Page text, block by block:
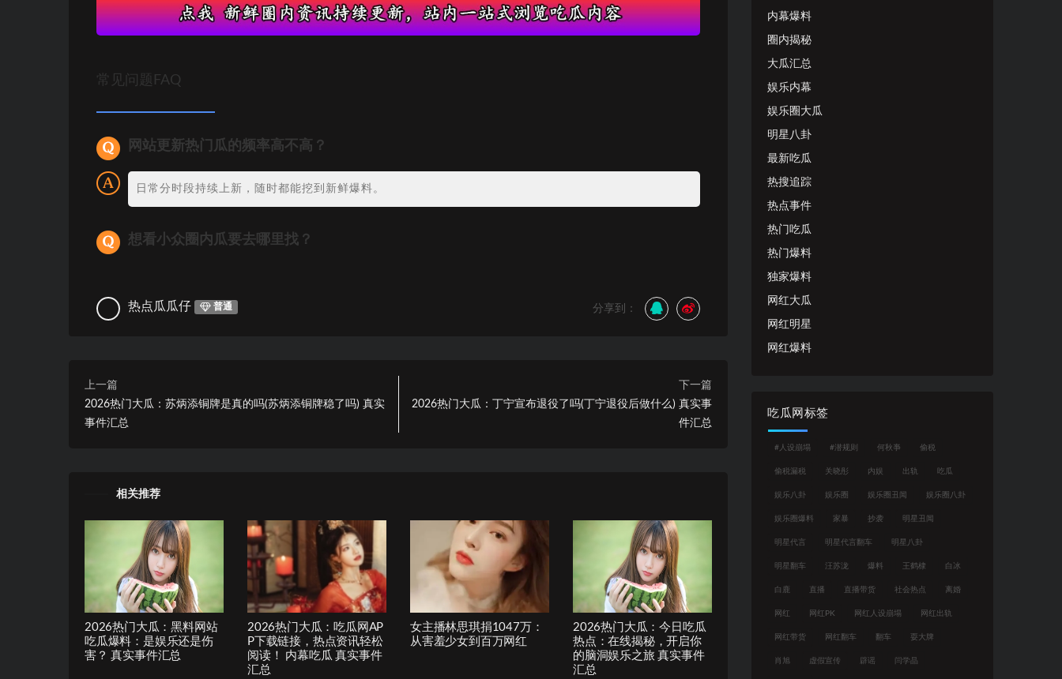
常见问题FAQ
网站更新热门瓜的频率高不高？
日常分时段持续上新，随时都能挖到新鲜爆料。
想看小众圈内瓜要去哪里找？
热点瓜瓜仔 普通 分享到：
上一篇
2026热门大瓜：苏炳添铜牌是真的吗(苏炳添铜牌稳了吗) 真实
事件汇总
下一篇
2026热门大瓜：丁宁宣布退役了吗(丁宁退役后做什么) 真实事
件汇总
相关推荐
2026热门大瓜：黑料网站
吃瓜爆料：是娱乐还是伤
害？ 真实事件汇总
2026热门大瓜：吃瓜网AP
P下载链接，热点资讯轻松
阅读！ 内幕吃瓜 真实事件
汇总
女主播林思琪捐1047万：
从害羞少女到百万网红
2026热门大瓜：今日吃瓜
热点：在线揭秘，开启你
的脑洞娱乐之旅 真实事件
汇总
内幕爆料
圈内揭秘
大瓜汇总
娱乐内幕
娱乐圈大瓜
明星八卦
最新吃瓜
热搜追踪
热点事件
热门吃瓜
热门爆料
独家爆料
网红大瓜
网红明星
网红爆料
吃瓜网标签
#人设崩塌 #潜规则 何秋亊 偷税
偷税漏税 关晓彤 内娱 出轨 吃瓜
娱乐八卦 娱乐圈 娱乐圈丑闻 娱乐圈八卦
娱乐圈爆料 家暴 抄袭 明星丑闻
明星代言 明星代言翻车 明星八卦
明星翻车 汪苏泷 爆料 王鹤棣 白冰
白鹿 直播 直播带货 社会热点 离婚
网红 网红PK 网红人设崩塌 网红出轨
网红带货 网红翻车 翻车 耍大牌
肖旭 虚假宣传 辟谣 闫学晶